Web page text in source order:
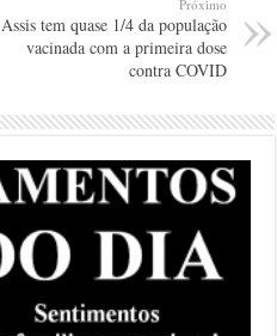
Próximo
Assis tem quase 1/4 da população
vacinada com a primeira dose
contra COVID